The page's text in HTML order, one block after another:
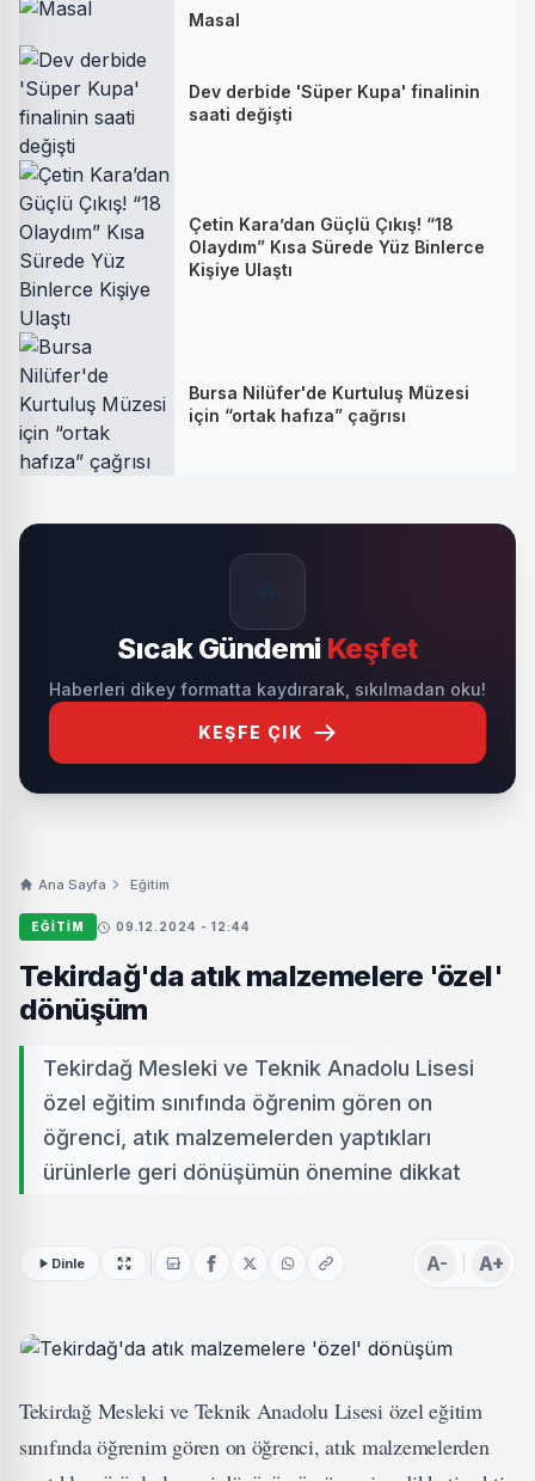
Masal
Dev derbide 'Süper Kupa' finalinin
saati değişti
Çetin Kara’dan Güçlü Çıkış! “18
Olaydım” Kısa Sürede Yüz Binlerce
Kişiye Ulaştı
Bursa Nilüfer'de Kurtuluş Müzesi
için “ortak hafıza” çağrısı
Sıcak Gündemi Keşfet
Haberleri dikey formatta kaydırarak, sıkılmadan oku!
KEŞFE ÇIK
Ana Sayfa Eğitim
EĞITIM 09.12.2024 - 12:44
Tekirdağ'da atık malzemelere 'özel'
dönüşüm
Tekirdağ Mesleki ve Teknik Anadolu Lisesi
özel eğitim sınıfında öğrenim gören on
öğrenci, atık malzemelerden yaptıkları
ürünlerle geri dönüşümün önemine dikkat
Dinle A- A+
Tekirdağ Mesleki ve Teknik Anadolu Lisesi özel eğitim
sınıfında öğrenim gören on öğrenci, atık malzemelerden